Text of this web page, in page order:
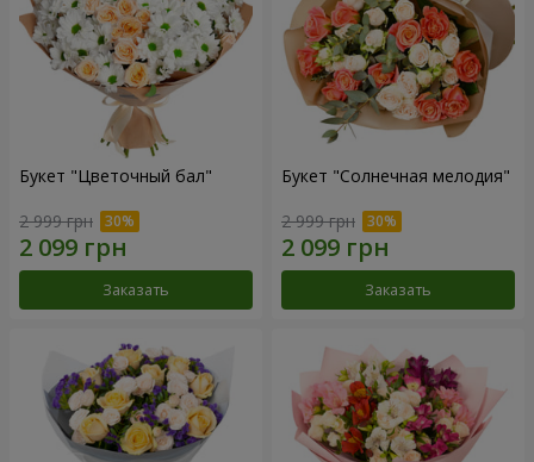
Букет "Цветочный бал"
2 999 грн
Заказать
Букет "Солнечная мелодия"
2 999 грн
Заказать